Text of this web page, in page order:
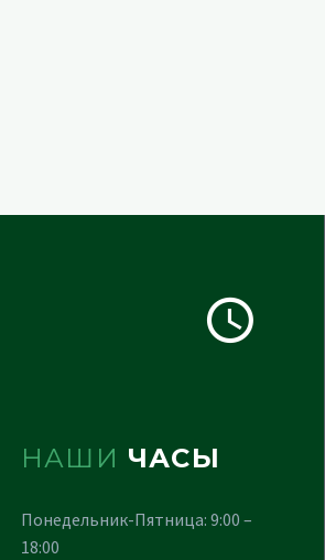
НАШИ ЧАСЫ
Понедельник-Пятница: 9:00 –
18:00